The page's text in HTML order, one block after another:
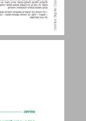
תוכן עניינים ... 3